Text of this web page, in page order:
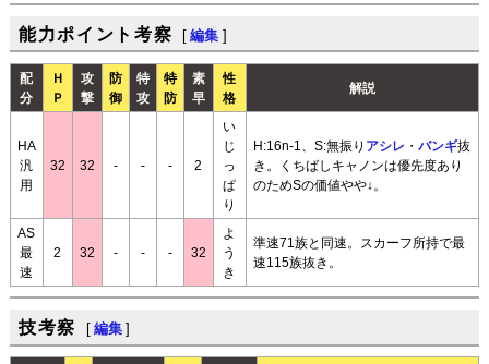
能力ポイント考察 [ 編集 ]
配
分
Ｈ
Ｐ
攻
撃
防
御
特
攻
特
防
素
早
性
格
解説
HA
汎
用
32 32 - - - 2
い
じ
っ
ぱ
り
H:16n-1、S:無振り アシレ ・ バンギ抜
き。くちばしキャノンは優先度あり
のためSの価値やや↓。
AS
最
速
2 32 - - - 32
よ
う
き
準速71族と同速。スカーフ所持で最
速115族抜き。
技考察 [ 編集 ]